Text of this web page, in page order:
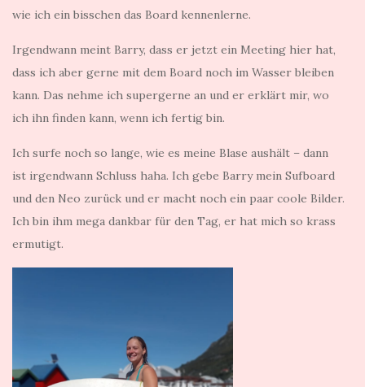
wie ich ein bisschen das Board kennenlerne.
Irgendwann meint Barry, dass er jetzt ein Meeting hier hat,
dass ich aber gerne mit dem Board noch im Wasser bleiben
kann. Das nehme ich supergerne an und er erklärt mir, wo
ich ihn finden kann, wenn ich fertig bin.
Ich surfe noch so lange, wie es meine Blase aushält – dann
ist irgendwann Schluss haha. Ich gebe Barry mein Sufboard
und den Neo zurück und er macht noch ein paar coole Bilder.
Ich bin ihm mega dankbar für den Tag, er hat mich so krass
ermutigt.